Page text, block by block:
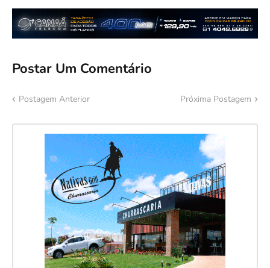
Postar Um Comentário
Postagem Anterior Próxima Postagem